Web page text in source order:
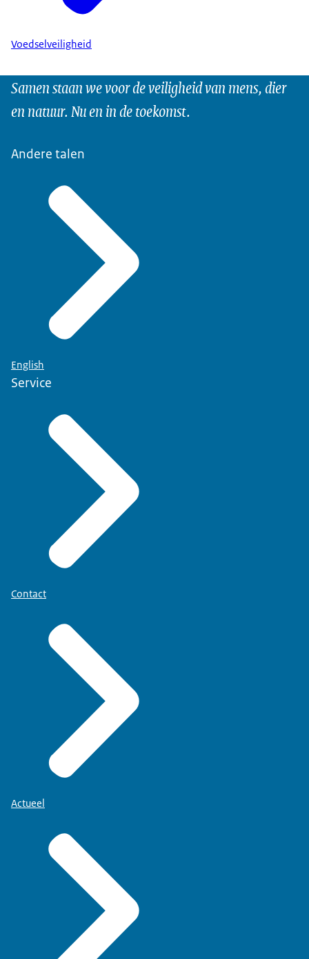
Voedselveiligheid
Samen staan we voor de veiligheid van mens, dier
en natuur. Nu en in de toekomst.
Andere talen
English
Service
Contact
Actueel